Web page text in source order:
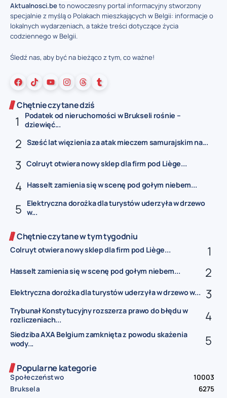
Aktualnosci.beto nowoczesny portal informacyjny stworzony
specjalnie z myślą o Polakach mieszkających w Belgii: informacje o
lokalnych wydarzeniach, a także treści dotyczące życia
codziennego w Belgii.
Śledź nas, aby być na bieżąco z tym, co ważne!
Chętnie czytane dziś
Podatek od nieruchomości w Brukseli rośnie –
dziewięć...
Sześć lat więzienia za atak mieczem samurajskim na...
Colruyt otwiera nowy sklep dla firm pod Liège...
Hasselt zamienia się w scenę pod gołym niebem...
Elektryczna dorożka dla turystów uderzyła w drzewo
w...
Chętnie czytane w tym tygodniu
Colruyt otwiera nowy sklep dla firm pod Liège...
Hasselt zamienia się w scenę pod gołym niebem...
Elektryczna dorożka dla turystów uderzyła w drzewo w...
Trybunał Konstytucyjny rozszerza prawo do błędu w
rozliczeniach...
Siedziba AXA Belgium zamknięta z powodu skażenia
wody...
Popularne kategorie
Społeczeństwo
10003
Bruksela
6275